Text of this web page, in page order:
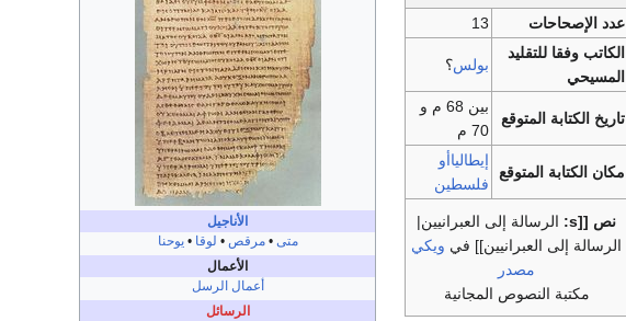
الأناجيل
متى •مرقص • لوقا •يوحنا
الأعمال
أعمال الرسل
الرسائل
عدد الإصحاحات
13
الكاتب وفقا للتقليد
المسيحي
بولس؟
تاريخ الكتابة المتوقع
بين 68 م و
70 م
مكان الكتابة المتوقع
إيطالياأو
فلسطين
نص [[s:
الرسالة إلى العبرانيين|
الرسالة إلى العبرانيين]] في ويكي
مصدر
مكتبة النصوص المجانية